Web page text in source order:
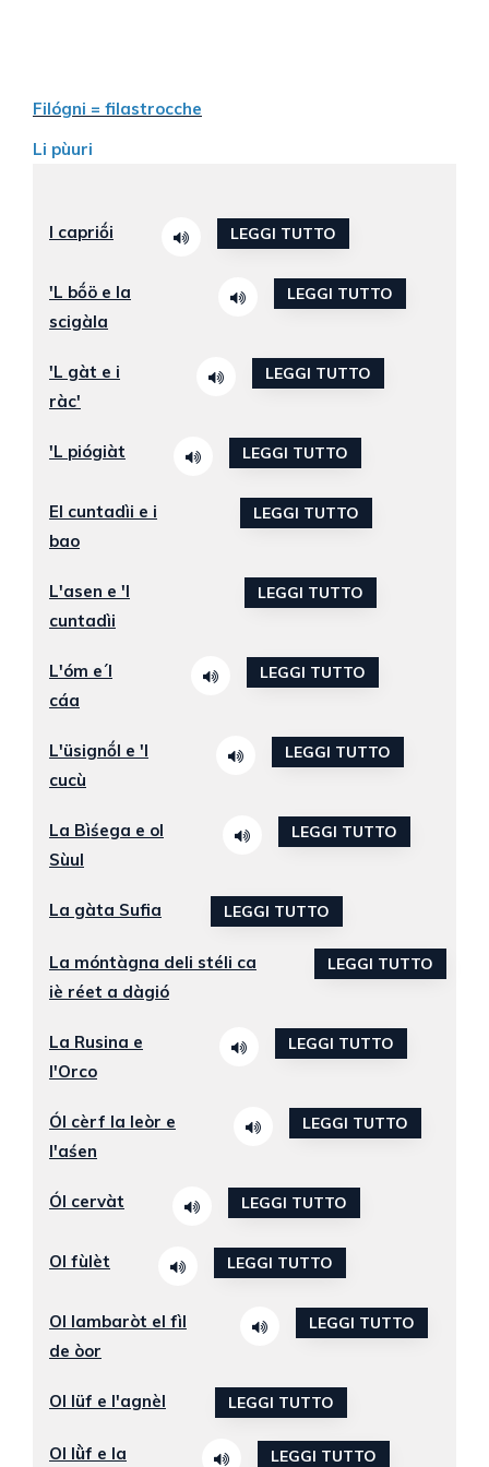
Filógni = filastrocche
Li pùuri
I capriṍi LEGGI TUTTO
'L bṍö e la
scigàla
LEGGI TUTTO
'L gàt e i
ràc'
LEGGI TUTTO
'L piógiàt LEGGI TUTTO
El cuntadìi e i
bao
LEGGI TUTTO
L'asen e 'l
cuntadìi
LEGGI TUTTO
L'óm e´l
cáa
LEGGI TUTTO
L'üsignṍl e 'l
cucù
LEGGI TUTTO
La Bìśega e ol
Sùul
LEGGI TUTTO
La gàta Sufia LEGGI TUTTO
La móntàgna deli stéli ca
iè réet a dàgió
LEGGI TUTTO
La Rusina e
l'Orco
LEGGI TUTTO
Ól cèrf la leòr e
l'aśen
LEGGI TUTTO
Ól cervàt LEGGI TUTTO
Ol fùlèt LEGGI TUTTO
Ol lambaròt el fìl
de òor
LEGGI TUTTO
Ol lüf e l'agnèl LEGGI TUTTO
Ol lǜf e la LEGGI TUTTO